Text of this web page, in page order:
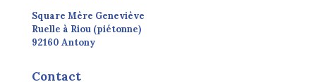
Square Mère Geneviève
Ruelle à Riou (piétonne)
92160 Antony
Contact